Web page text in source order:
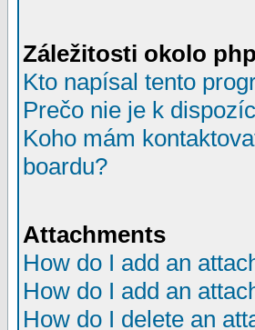
Záležitosti okolo
Kto napísal tento
Prečo nie je k
Koho mám
boardu?
Attachments
How do I add an
How do I add an
How do I delete an